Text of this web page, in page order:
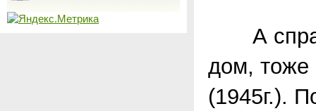
А
дом, тоже
(1945г.).